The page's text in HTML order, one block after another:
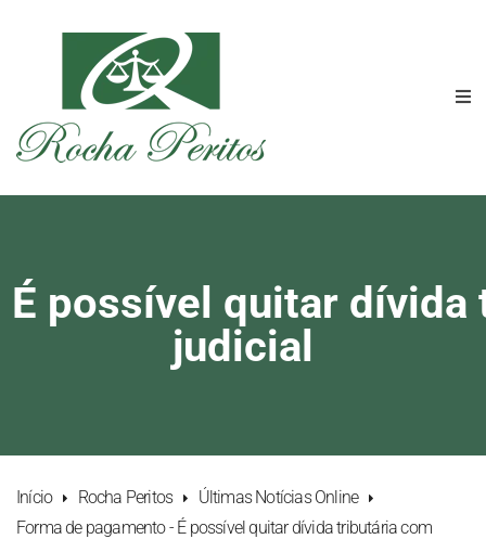
É possível quitar
judicial
Início Rocha Peritos
Últimas Notícias Online
Forma de pagamento - É possível quitar dívida tributária com